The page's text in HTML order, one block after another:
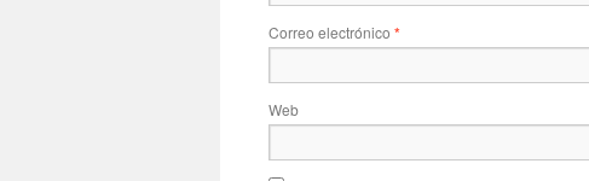
Correo electrónico *
Web